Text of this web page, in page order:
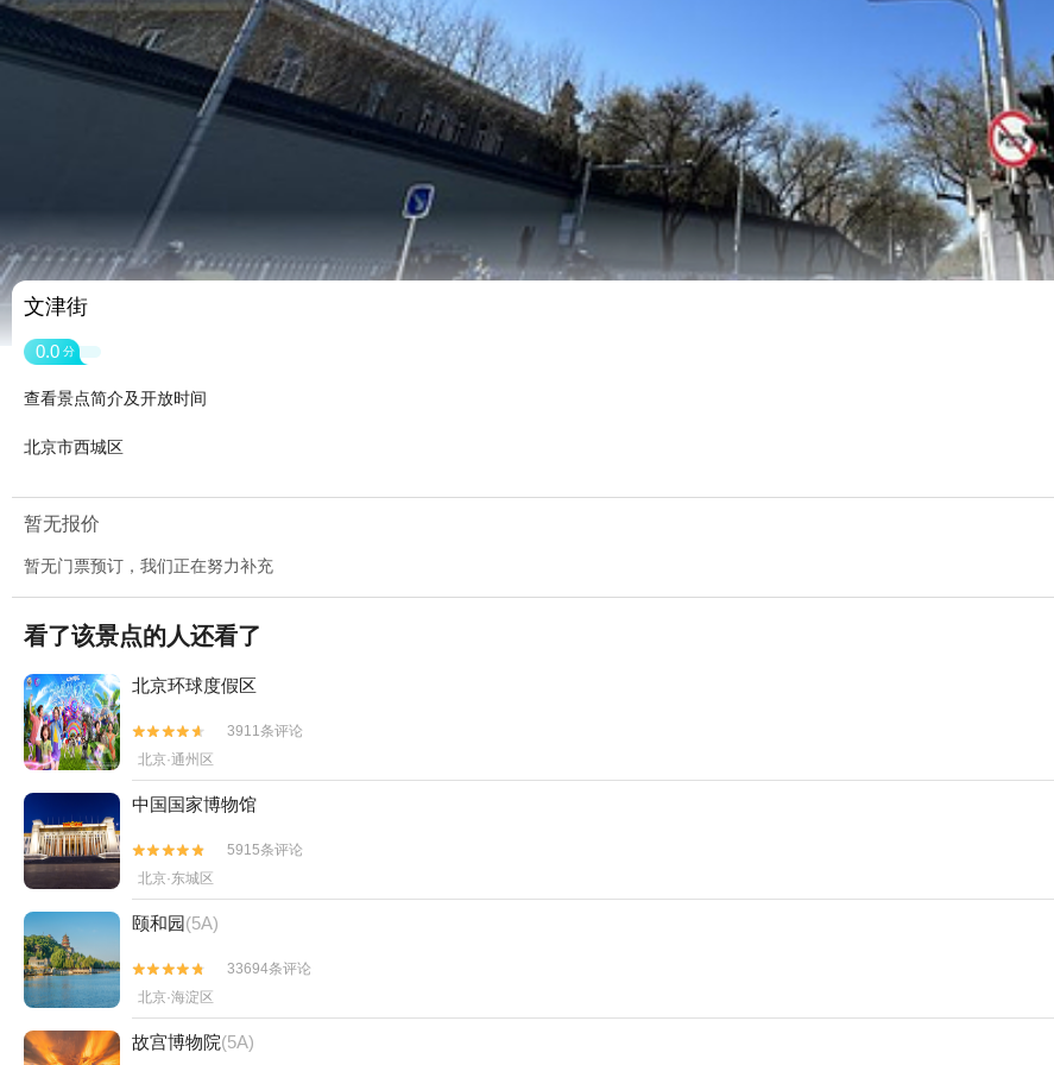
文津街
0.0 分
查看景点简介及开放时间
北京市西城区
暂无报价
暂无门票预订，我们正在努力补充
看了该景点的人还看了
北京环球度假区


3911条评论
北京·通州区
中国国家博物馆


5915条评论
北京·东城区
颐和园(5A)


33694条评论
北京·海淀区
故宫博物院(5A)